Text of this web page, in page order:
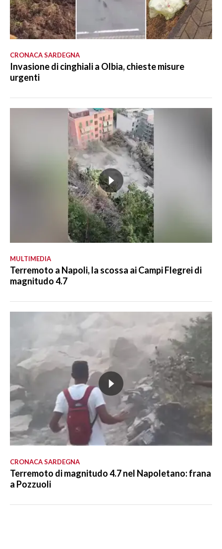
CRONACA SARDEGNA
Invasione di cinghiali a Olbia, chieste misure
urgenti
MULTIMEDIA
Terremoto a Napoli, la scossa ai Campi Flegrei di
magnitudo 4.7
CRONACA SARDEGNA
Terremoto di magnitudo 4.7 nel Napoletano: frana
a Pozzuoli